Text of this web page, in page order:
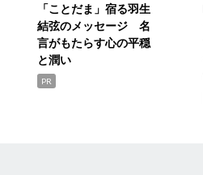
「ことだま」宿る羽生
結弦のメッセージ 名
言がもたらす心の平穏
と潤い
PR